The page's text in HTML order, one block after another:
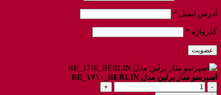
آدرس ایمیل *
گذرواژه *
عضویت
اسپرسو ساز برلین مدل BE_۱۷۱۰_BERLIN
اسپرسو